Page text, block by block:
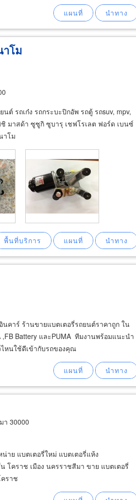
โม
รถเก๋ง รถกระบะปิกอัพ รถตู้ รถsuv, mpv,
มาสด้า ซูซูกิ ซูบารุ เชฟโรเลต ฟอร์ด เบนซ์
าโม
คาร์ ร้านขายแบตเตอรี่รถยนต์ราคาถูก ใน
,FB Battery และPUMA ทีมงานพร้อมแนะนำ
หนใช้ดีเข้ากับรถของคุณ
า 30000
าย แบตเตอรี่ใหม่ แบตเตอรี่แห้ง
โคราช เมือง นครราชสีมา ขาย แบตเตอรี่
ราช